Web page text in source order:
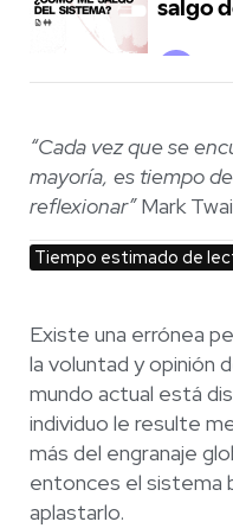
“Cada vez que se
mayoría, es tiempo
reflexionar”Mark
Tiempo estimado de
Existe una errónea
la voluntad y opinión
mundo actual está
individuo le resulte
más del engranaje
entonces el sistema
aplastarlo.